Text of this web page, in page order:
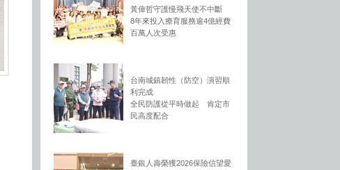
黃偉哲守護慢飛天使不中斷
8年來投入療育服務逾4億經費
百萬人次受惠
台南城鎮韌性（防空）演習順
利完成
全民防護從平時做起 肯定市
民高度配合
臺銀人壽榮獲2026保險信望愛